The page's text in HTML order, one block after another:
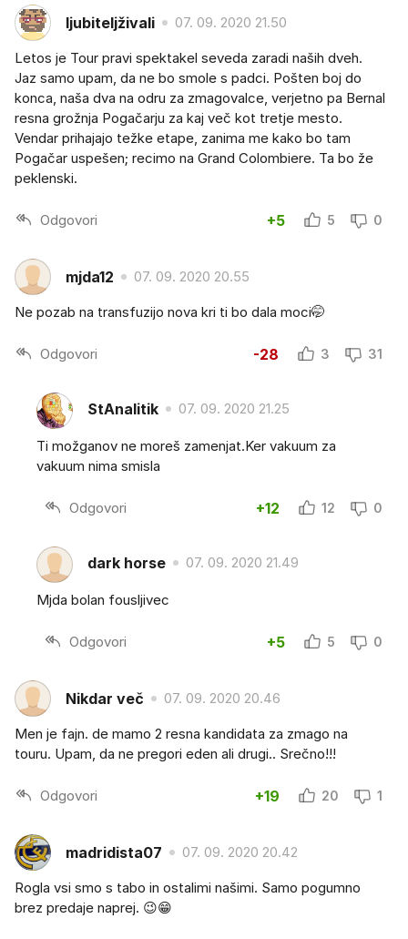
ljubiteljživali 07. 09. 2020 21.50
Letos je Tour pravi spektakel seveda zaradi naših dveh.
Jaz samo upam, da ne bo smole s padci. Pošten boj do
konca, naša dva na odru za zmagovalce, verjetno pa Bernal
resna grožnja Pogačarju za kaj več kot tretje mesto.
Vendar prihajajo težke etape, zanima me kako bo tam
Pogačar uspešen; recimo na Grand Colombiere. Ta bo že
peklenski.
Odgovori +5 5 0
mjda12 07. 09. 2020 20.55
Ne pozab na transfuzijo nova kri ti bo dala moci🤭
Odgovori -28 3 31
StAnalitik 07. 09. 2020 21.25
Ti možganov ne moreš zamenjat.Ker vakuum za
vakuum nima smisla
Odgovori +12 12 0
dark horse 07. 09. 2020 21.49
Mjda bolan fousljivec
Odgovori +5 5 0
Nikdar več 07. 09. 2020 20.46
Men je fajn. de mamo 2 resna kandidata za zmago na
touru. Upam, da ne pregori eden ali drugi.. Srečno!!!
Odgovori +19 20 1
madridista07 07. 09. 2020 20.42
Rogla vsi smo s tabo in ostalimi našimi. Samo pogumno
brez predaje naprej. 😉😁